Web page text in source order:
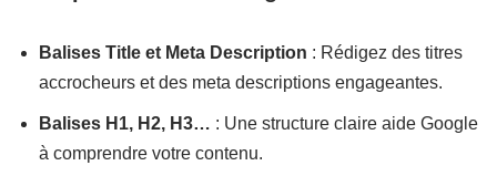
Balises Title et Meta Description : Rédigez des titres
accrocheurs et des meta descriptions engageantes.
Balises H1, H2, H3… : Une structure claire aide Google
à comprendre votre contenu.